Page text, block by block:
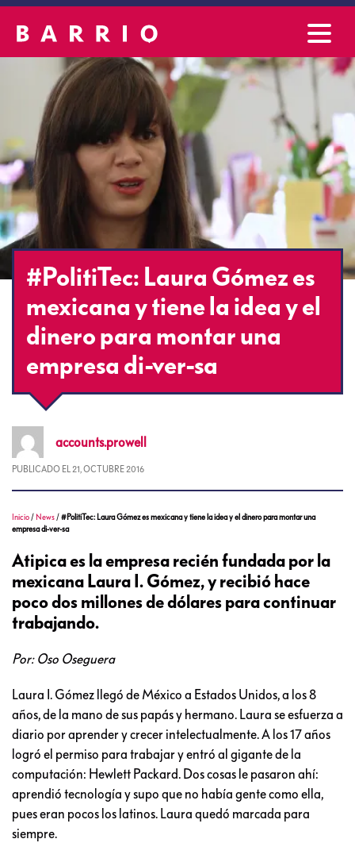
#PolitiTec: Laura Gómez es
mexicana y tiene la idea y el
dinero para montar una
empresa di-ver-sa
accounts.prowell
PUBLICADO EL 21, OCTUBRE 2016
Inicio / News /#PolitiTec: Laura Gómez es mexicana y tiene la idea y el dinero para montar una
empresa di-ver-sa
Atipica es la empresa recién fundada por la
mexicana Laura I. Gómez, y recibió hace
poco dos millones de dólares para continuar
trabajando.
Por: Oso Oseguera
Laura I. Gómez llegó de México a Estados Unidos, a los 8
años, de la mano de sus papás y hermano. Laura se esfuerza a
diario por aprender y crecer intelectualmente. A los 17 años
logró el permiso para trabajar y entró al gigante de la
computación: Hewlett Packard. Dos cosas le pasaron ahí:
aprendió tecnología y supo que no había gente como ella,
pues eran pocos los latinos. Laura quedó marcada para
siempre.